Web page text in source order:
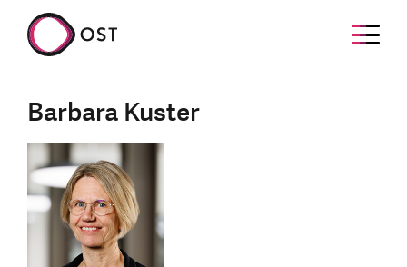
Barbara Kuster